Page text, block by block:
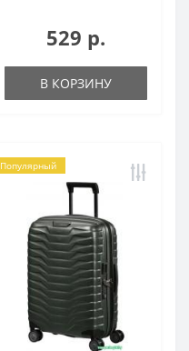
529 р.
В КОРЗИНУ
Популярный